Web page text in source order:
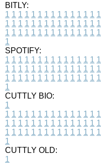
BITLY:
1 1 1 1 1 1 1 1 1 1 1 1 1 1 1
1 1 1 1 1 1 1 1 1 1 1 1 1 1 1
1 1 1 1 1 1 1 1 1 1 1 1 1 1 1
1
SPOTIFY:
1 1 1 1 1 1 1 1 1 1 1 1 1 1 1
1 1 1 1 1 1 1 1 1 1 1 1 1 1 1
1 1 1 1 1 1 1 1 1 1 1 1 1 1 1
1
CUTTLY BIO:
1
1 1 1 1 1 1 1 1 1 1 1 1 1 1 1
1 1 1 1 1 1 1 1 1 1 1 1 1 1 1
1 1 1 1 1 1 1 1 1 1 1 1 1 1 1
1
CUTTLY OLD:
1